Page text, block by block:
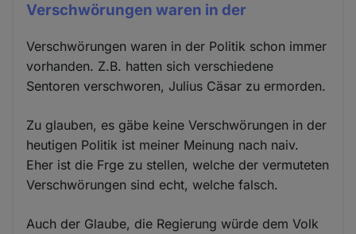
Verschwörungen waren in der
Verschwörungen waren in der Politik schon immer
vorhanden. Z.B. hatten sich verschiedene
Sentoren verschworen, Julius Cäsar zu ermorden.
Zu glauben, es gäbe keine Verschwörungen in der
heutigen Politik ist meiner Meinung nach naiv.
Eher ist die Frge zu stellen, welche der vermuteten
Verschwörungen sind echt, welche falsch.
Auch der Glaube, die Regierung würde dem Volk